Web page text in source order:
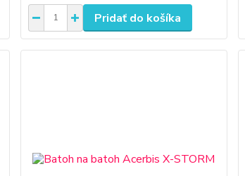
Pridať do košíka